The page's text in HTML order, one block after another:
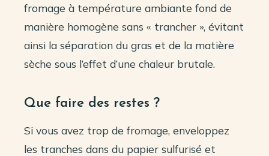
fromage à température ambiante fond de
manière homogène sans « trancher », évitant
ainsi la séparation du gras et de la matière
sèche sous l’effet d’une chaleur brutale.
Que faire des restes ?
Si vous avez trop de fromage, enveloppez
les tranches dans du papier sulfurisé et